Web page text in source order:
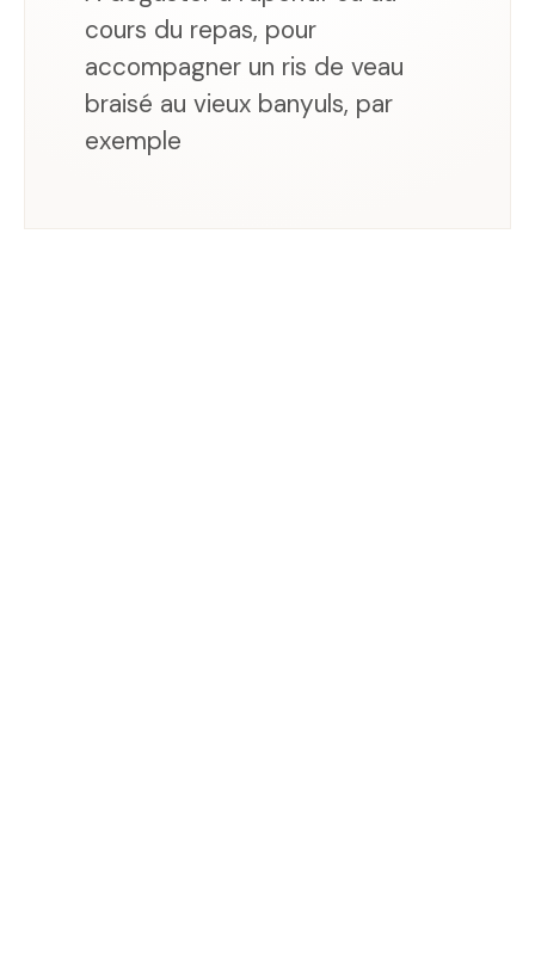
cours du repas, pour
accompagner un ris de veau
braisé au vieux banyuls, par
exemple